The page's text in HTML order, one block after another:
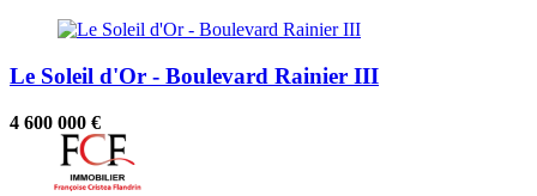
Le Soleil d'Or - Boulevard Rainier III
4 600 000 €